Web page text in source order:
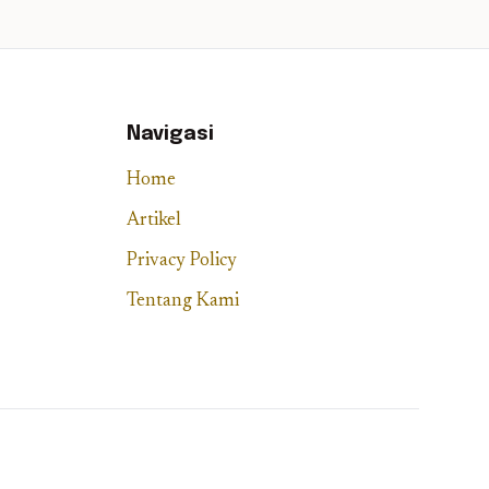
Navigasi
Home
Artikel
Privacy Policy
Tentang Kami